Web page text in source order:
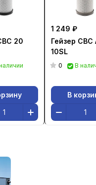
20
1 249 ₽
Гейзер CBC
10SL
0 В
В